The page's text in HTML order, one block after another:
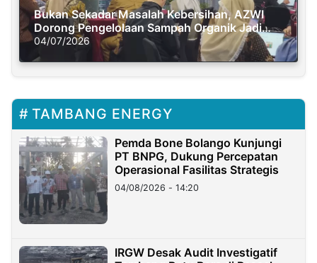
Bukan Sekadar Masalah Kebersihan, AZWI
Dorong Pengelolaan Sampah Organik Jadi
Solusi Krisis Iklim
04/07/2026
TAMBANG ENERGY
Pemda Bone Bolango Kunjungi
PT BNPG, Dukung Percepatan
Operasional Fasilitas Strategis
04/08/2026 - 14:20
IRGW Desak Audit Investigatif